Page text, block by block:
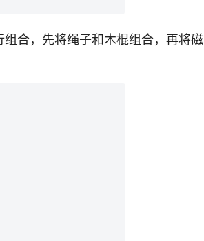
合，先将绳子和木棍组合，再将磁